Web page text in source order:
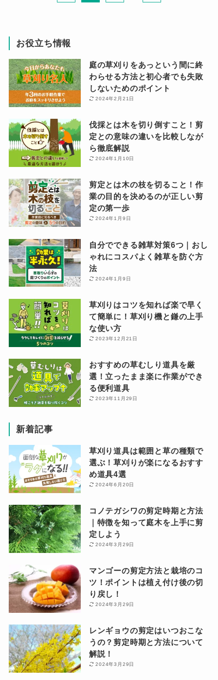
お役立ち情報
庭の草刈りをあっという間に終
わらせる方法と初心者でも失敗
しないためのポイント
2024年2月21日
伐採とは木を切り倒すこと！剪
定との意味の違いを比較しなが
ら徹底解説
2024年1月10日
剪定とは木の枝を切ること！作
業の目的を決めるのが正しい剪
定の第一歩
2024年1月9日
自分でできる雑草対策6つ｜おし
ゃれにコスパよく雑草を防ぐ方
法
2024年1月9日
草刈りはコツを知れば楽で早く
て簡単に！草刈り機と鎌の上手
な使い方
2023年12月21日
おすすめの草むしり道具を厳
選！立ったまま楽に作業ができ
る便利道具
2023年11月29日
新着記事
草刈り道具は範囲と草の種類で
選ぶ！草刈りが楽になるおすす
め道具4選
2024年6月20日
コノテガシワの剪定時期と方法
｜特徴を知って庭木を上手に剪
定しよう
2024年3月29日
マンゴーの剪定方法と栽培のコ
ツ！ポイントは植え付け後の切
り戻し！
2024年3月29日
レンギョウの剪定はいつおこな
うの？剪定時期と方法について
解説！
2024年3月29日